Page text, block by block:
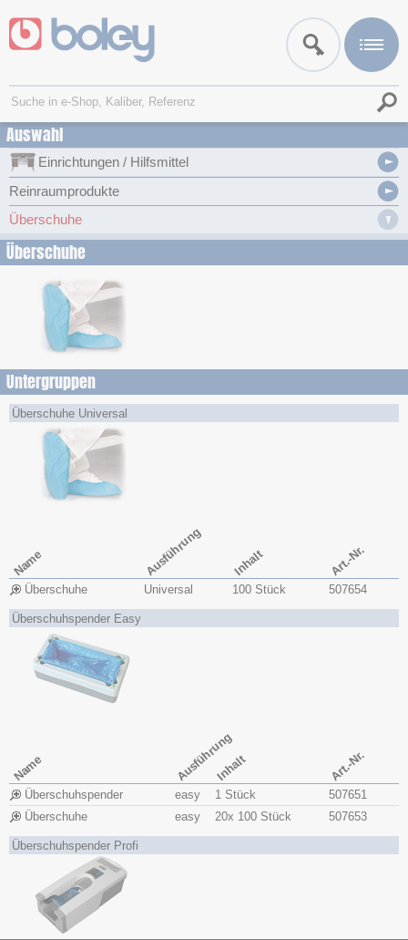
Auswahl
Einrichtungen / Hilfsmittel
Reinraumprodukte
Überschuhe
Überschuhe
Untergruppen
Überschuhe Universal
Name Ausführung Inhalt Art.-Nr.
Überschuhe Universal 100 Stück 507654
Überschuhspender Easy
Name Ausführung
Inhalt Art.-Nr.
Überschuhspender easy 1 Stück
507651
Überschuhe
easy 20x 100 Stück 507653
Überschuhspender Profi